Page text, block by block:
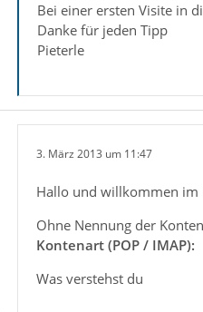
Bei einer ersten Visite in
Danke für jeden Tipp
Pieterle
3. März 2013 um 11:47
Hallo und willkommen im
Ohne Nennung der
Kontenart (POP / IMAP):
Was verstehst du